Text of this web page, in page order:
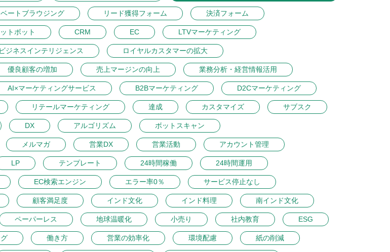
ートブラウジング リード獲得フォーム 決済フォーム
トボット CRM EC LTVマーケティング
ビジネスインテリジェンス ロイヤルカスタマーの拡大
優良顧客の増加 売上マージンの向上 業務分析・経営情報活用
AI×マーケティングサービス B2Bマーケティング D2Cマーケティング
リテールマーケティング 達成 カスタマイズ サブスク
DX アルゴリズム ボットスキャン
メルマガ 営業DX 営業活動 アカウント管理
LP テンプレート 24時間稼働 24時間運用
EC検索エンジン エラー率0％ サービス停止なし
顧客満足度 インド文化 インド料理 南インド文化
ペーパーレス 地球温暖化 小売り 社内教育 ESG
働き方 営業の効率化 環境配慮 紙の削減